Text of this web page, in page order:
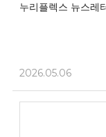
누리플렉스 뉴스레
2026.05.06